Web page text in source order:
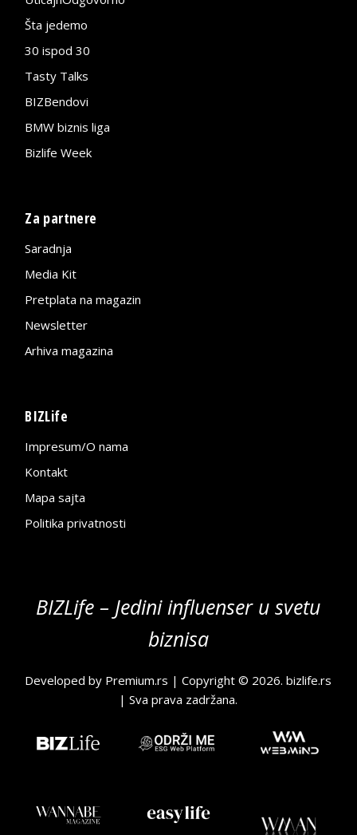
Šta jedemo
30 ispod 30
Tasty Talks
BIZBendovi
BMW biznis liga
Bizlife Week
Za partnere
Saradnja
Media Kit
Pretplata na magazin
Newsletter
Arhiva magazina
BIZLife
Impresum/O nama
Kontakt
Mapa sajta
Politika privatnosti
BIZLife – Jedini influenser u svetu
biznisa
Developed by Premium.rs | Copyright © 2026.bizlife.rs
| Sva prava zadržana.